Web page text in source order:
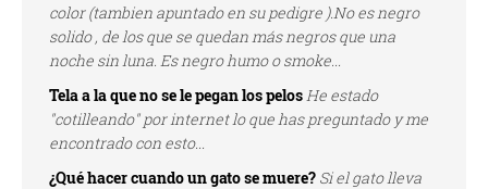
color (tambien apuntado en su pedigre ).No es negro
solido , de los que se quedan más negros que una
noche sin luna. Es negro humo o smoke...
Tela a la que no se le pegan los pelosHe estado
"cotilleando" por internet lo que has preguntado y me
encontrado con esto...
¿Qué hacer cuando un gato se muere? Si el gato lleva